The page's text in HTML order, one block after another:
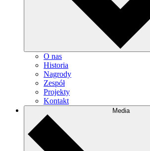
O nas
Historia
Nagrody
Zespół
Projekty
Kontakt
Media